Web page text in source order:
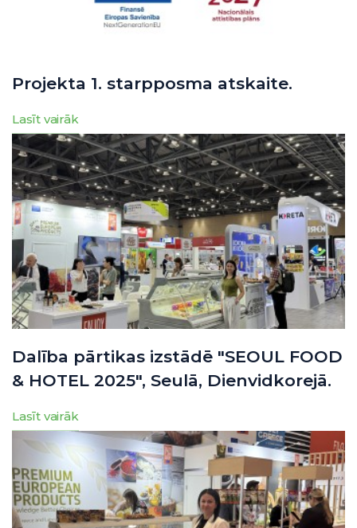
Projekta 1. starpposma atskaite.
Lasīt vairāk
Dalība pārtikas izstādē "SEOUL FOOD
& HOTEL 2025", Seulā, Dienvidkorejā.
Lasīt vairāk